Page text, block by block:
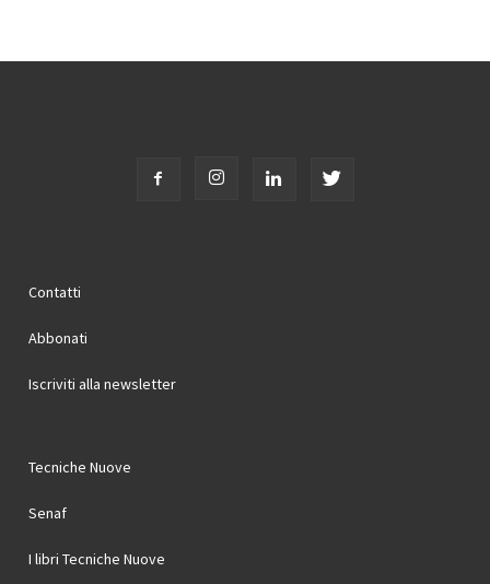
Contatti
Abbonati
Iscriviti alla newsletter
Tecniche Nuove
Senaf
I libri Tecniche Nuove